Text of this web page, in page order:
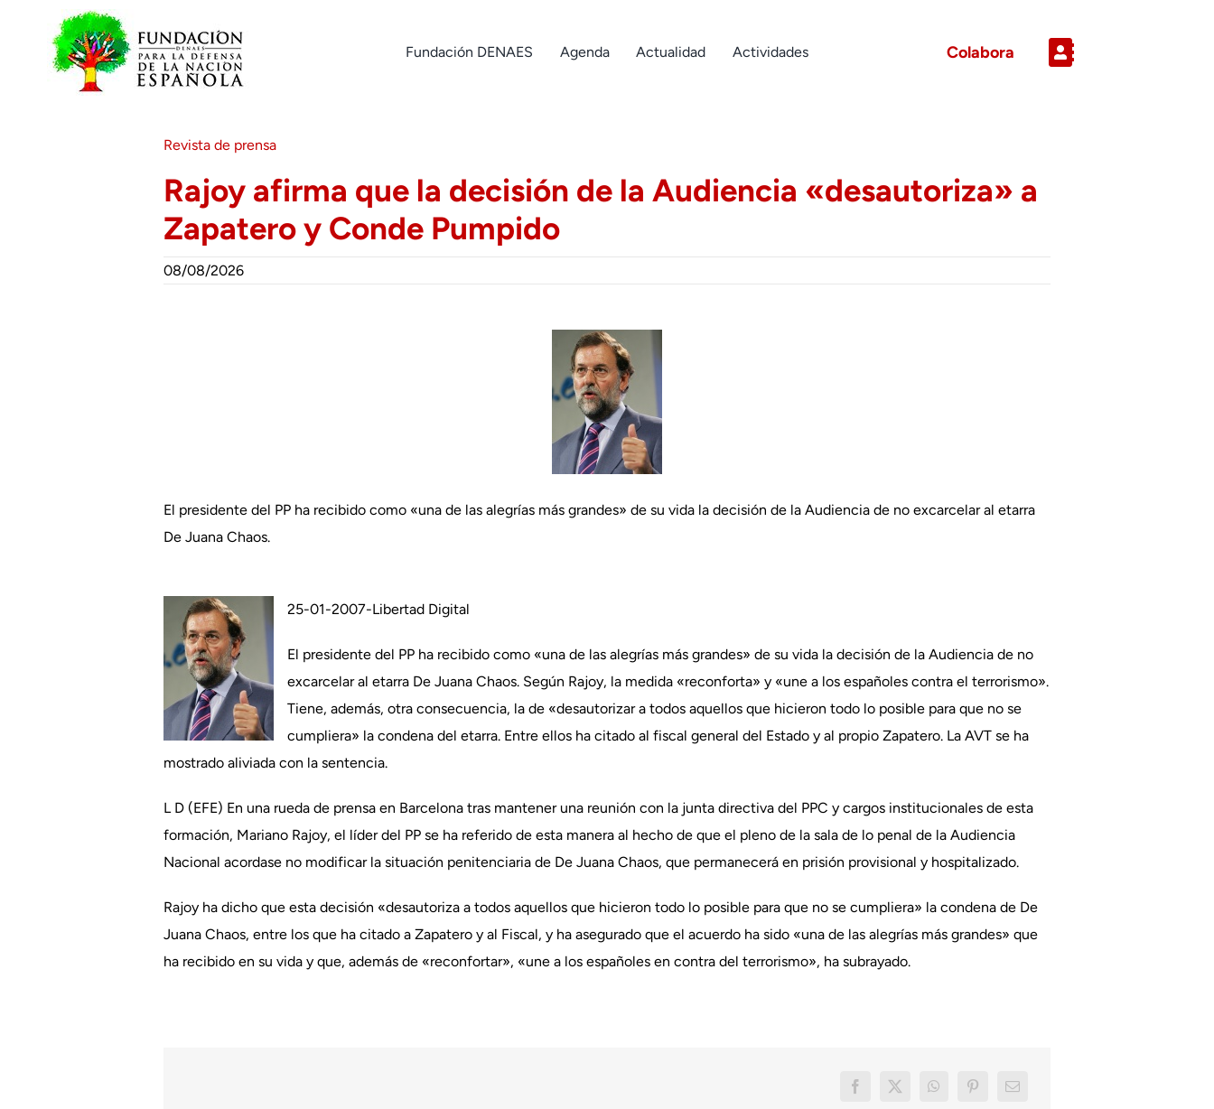
contenido
Fundación DENAES Agenda Actualidad Actividades Colabora
Revista de prensa
Rajoy afirma que la decisión de la Audiencia «desautoriza» a
Zapatero y Conde Pumpido
08/08/2026
El presidente del PP ha recibido como «una de las alegrías más grandes» de su vida la decisión de la Audiencia de no excarcelar al etarra
De Juana Chaos.
25-01-2007-Libertad Digital
El presidente del PP ha recibido como «una de las alegrías más grandes» de su vida la decisión de la Audiencia de no
excarcelar al etarra De Juana Chaos. Según Rajoy, la medida «reconforta» y «une a los españoles contra el terrorismo».
Tiene, además, otra consecuencia, la de «desautorizar a todos aquellos que hicieron todo lo posible para que no se
cumpliera» la condena del etarra. Entre ellos ha citado al fiscal general del Estado y al propio Zapatero. La AVT se ha
mostrado aliviada con la sentencia.
L D (EFE) En una rueda de prensa en Barcelona tras mantener una reunión con la junta directiva del PPC y cargos institucionales de esta
formación, Mariano Rajoy, el líder del PP se ha referido de esta manera al hecho de que el pleno de la sala de lo penal de la Audiencia
Nacional acordase no modificar la situación penitenciaria de De Juana Chaos, que permanecerá en prisión provisional y hospitalizado.
Rajoy ha dicho que esta decisión «desautoriza a todos aquellos que hicieron todo lo posible para que no se cumpliera» la condena de De
Juana Chaos, entre los que ha citado a Zapatero y al Fiscal, y ha asegurado que el acuerdo ha sido «una de las alegrías más grandes» que
ha recibido en su vida y que, además de «reconfortar», «une a los españoles en contra del terrorismo», ha subrayado.